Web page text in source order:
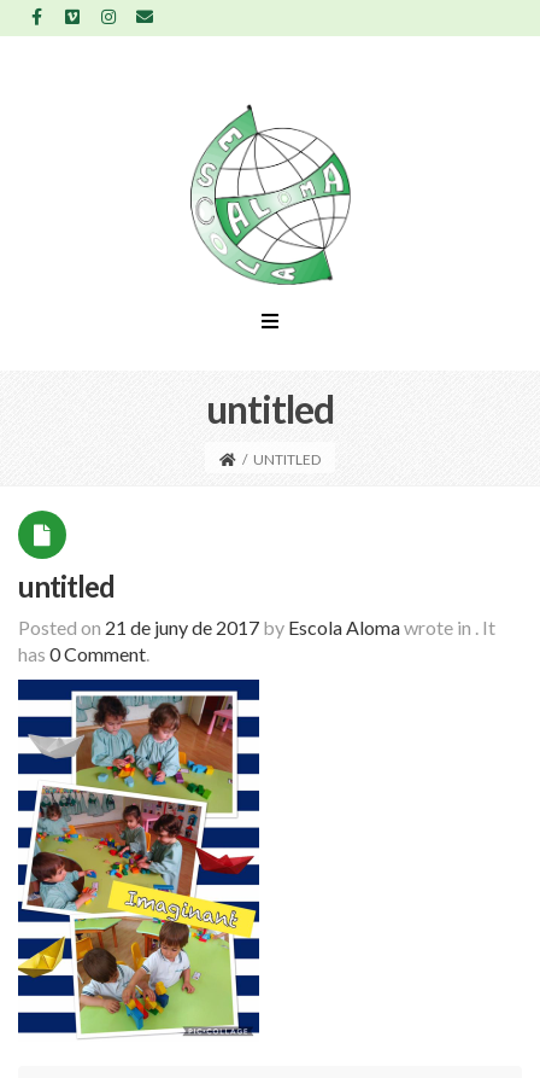
untitled
/ UNTITLED
untitled
Posted on 21 de juny de 2017 by Escola Alomawrote in . It
has 0 Comment.